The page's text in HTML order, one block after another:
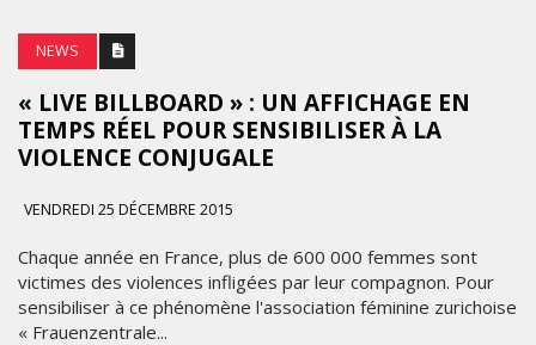
NEWS
« LIVE BILLBOARD » : UN AFFICHAGE EN
TEMPS RÉEL POUR SENSIBILISER À LA
VIOLENCE CONJUGALE
VENDREDI 25 DÉCEMBRE 2015
Chaque année en France, plus de 600 000 femmes sont
victimes des violences infligées par leur compagnon. Pour
sensibiliser à ce phénomène l'association féminine zurichoise
« Frauenzentrale...